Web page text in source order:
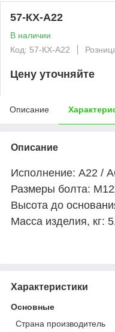
57-КХ-А22
В наличии
Код: 57-КХ-А22
Цену уточняйте
Описание
Описание
Исполнение: А22 /
Размеры болта:
Высота до
Масса изделия, кг:
Характеристики
Основные
Страна производитель